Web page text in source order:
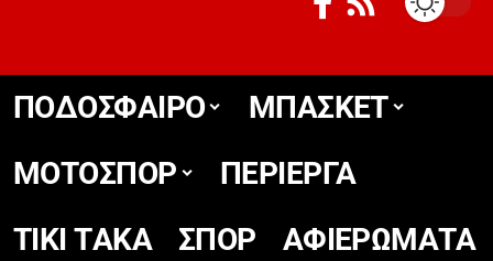
ΠΟΔΟΣΦΑΙΡΟ
ΜΠΑΣΚΕΤ
ΜΟΤΟΣΠΟΡ
ΠΕΡΙΕΡΓΑ
TIKΙ TΑΚΑ
ΣΠΟΡ ΑΦΙΕΡΩΜΑΤΑ